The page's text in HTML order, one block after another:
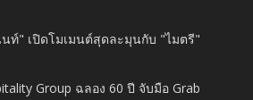
ท์" เปิดโมเมนต์สุดละมุนกับ "ไมตรี"
Group ฉลอง 60 ปี จับมือ Grab